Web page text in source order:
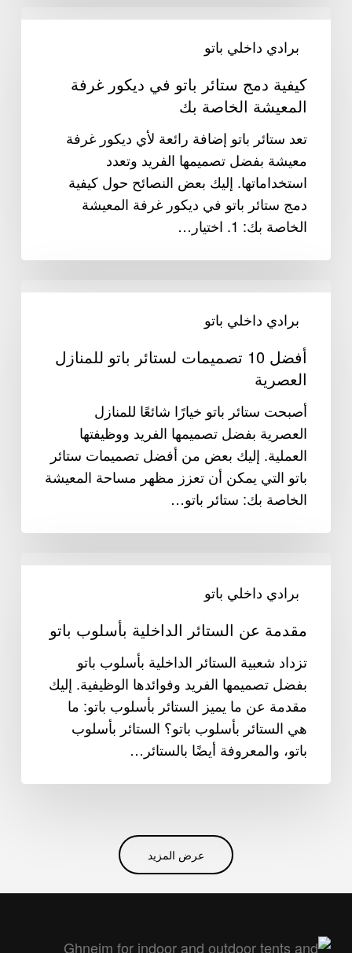
كيفية
غرفة
المعيشة
الخاصة
برادي داخلي باتو
كيفية دمج ستائر باتو في ديكور غرفة
المعيشة الخاصة بك
تعد ستائر باتو إضافة رائعة لأي ديكور غرفة
معيشة بفضل تصميمها الفريد وتعدد
استخداماتها. إليك بعض النصائح حول كيفية
دمج ستائر باتو في ديكور غرفة المعيشة
الخاصة بك: 1. اختيار…
أفضل
تصميمات
لستائر
للمنازل
العصرية
برادي داخلي باتو
أفضل 10 تصميمات لستائر باتو للمنازل
العصرية
أصبحت ستائر باتو خيارًا شائعًا للمنازل
العصرية بفضل تصميمها الفريد ووظيفتها
العملية. إليك بعض من أفضل تصميمات ستائر
باتو التي يمكن أن تعزز مظهر مساحة المعيشة
الخاصة بك: ستائر باتو…
مقدمة
الستائر
الداخلية
برادي داخلي باتو
مقدمة عن الستائر الداخلية بأسلوب باتو
تزداد شعبية الستائر الداخلية بأسلوب باتو
بفضل تصميمها الفريد وفوائدها الوظيفية. إليك
مقدمة عن ما يميز الستائر بأسلوب باتو: ما
هي الستائر بأسلوب باتو؟ الستائر بأسلوب
باتو، والمعروفة أيضًا بالستائر…
عرض المزيد